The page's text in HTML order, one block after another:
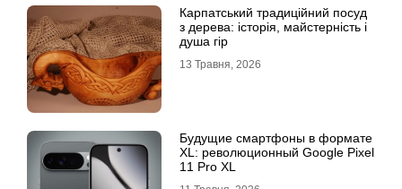
Карпатський традиційний посуд
з дерева: історія, майстерність і
душа гір
13 Травня, 2026
Будущие смартфоны в формате
XL: революционный Google Pixel
11 Pro XL